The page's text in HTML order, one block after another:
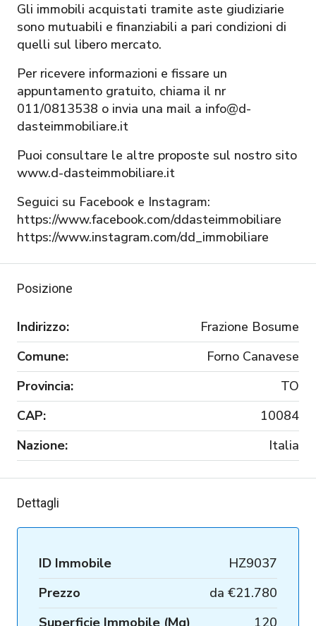
Gli immobili acquistati tramite aste giudiziarie
sono mutuabili e finanziabili a pari condizioni di
quelli sul libero mercato.
Per ricevere informazioni e fissare un
appuntamento gratuito, chiama il nr
011/0813538 o invia una mail a info@d-
dasteimmobiliare.it
Puoi consultare le altre proposte sul nostro sito
www.d-dasteimmobiliare.it
Seguici su Facebook e Instagram:
https://www.facebook.com/ddasteimmobiliare
https://www.instagram.com/dd_immobiliare
Posizione
Indirizzo:
Frazione Bosume
Comune:
Forno Canavese
Provincia:
TO
CAP:
10084
Nazione:
Italia
Dettagli
ID Immobile
HZ9037
Prezzo
da €21.780
Superficie Immobile (Mq)
120